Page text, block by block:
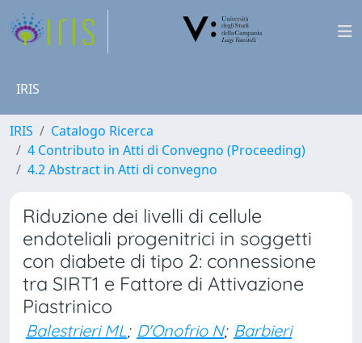
IRIS
IRIS
Catalogo Ricerca
4 Contributo in Atti di Convegno (Proceeding)
4.2 Abstract in Atti di convegno
Riduzione dei livelli di cellule
endoteliali progenitrici in soggetti
con diabete di tipo 2: connessione
tra SIRT1 e Fattore di Attivazione
Piastrinico
Balestrieri ML; D'Onofrio N; Barbieri